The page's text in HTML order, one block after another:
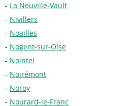
La Neuville-Vault
Nivillers
Noailles
Nogent-sur-Oise
Nointel
Noirémont
Noroy
Nourard-le-Franc